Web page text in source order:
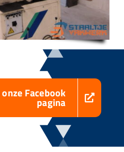
Facebook
pagina